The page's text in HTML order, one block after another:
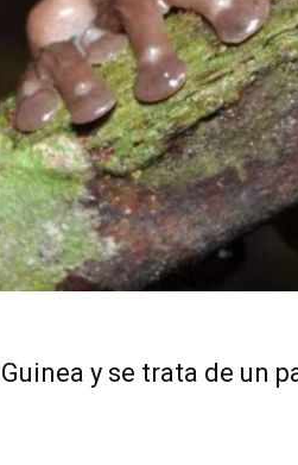
y se trata de un